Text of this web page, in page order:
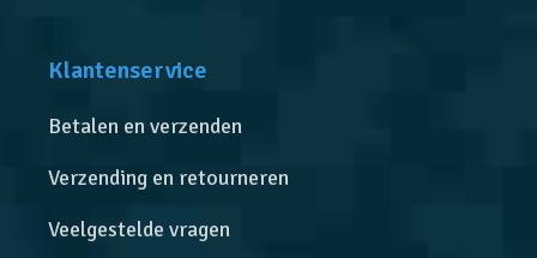
Klantenservice
Betalen en verzenden
Verzending en retourneren
Veelgestelde vragen